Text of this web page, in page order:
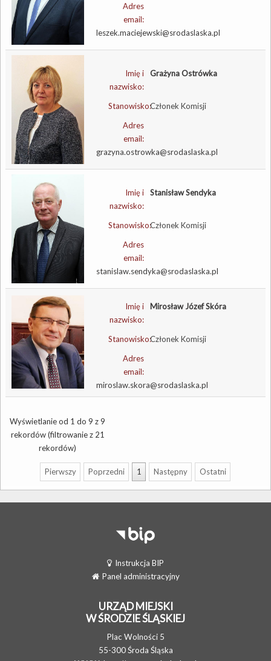
Adres
email:
leszek.maciejewski@srodaslaska.pl
Imię i
nazwisko:
Grażyna Ostrówka
Stanowisko:Członek Komisji
Adres
email:
grazyna.ostrowka@srodaslaska.pl
Imię i
nazwisko:
Stanisław Sendyka
Stanowisko:Członek Komisji
Adres
email:
stanislaw.sendyka@srodaslaska.pl
Imię i
nazwisko:
Mirosław Józef Skóra
Stanowisko:Członek Komisji
Adres
email:
miroslaw.skora@srodaslaska.pl
Wyświetlanie od 1 do 9 z 9
rekordów (filtrowanie z 21
rekordów)
Pierwszy Poprzedni 1 Następny Ostatni
Instrukcja BIP
Panel administracyjny
URZĄD MIEJSKI
W ŚRODZIE ŚLĄSKIEJ
Plac Wolności 5
55-300 Środa Śląska